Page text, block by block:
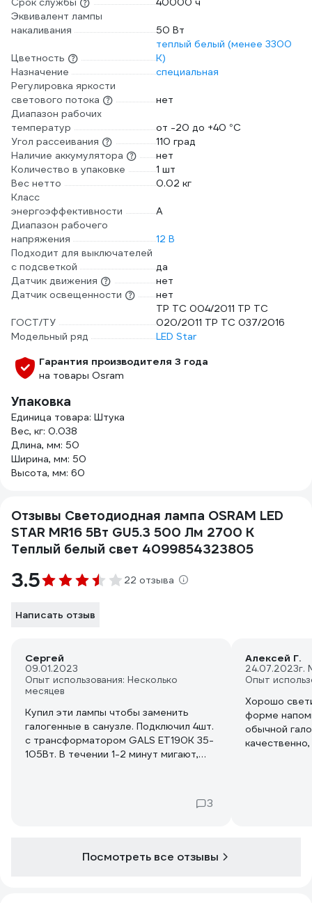
Эквивалент лампы
накаливания
50 Вт
Цветность
теплый белый (менее 3300
К)
Назначение
специальная
Регулировка яркости
светового потока
нет
Диапазон рабочих
температур
от -20 до +40 °С
Угол рассеивания
110 град
Наличие аккумулятора
нет
Количество в упаковке
1 шт
Вес нетто
0.02 кг
Класс
энергоэффективности
A
Диапазон рабочего
напряжения
12 В
Подходит для выключателей
с подсветкой
да
Датчик движения
нет
Датчик освещенности
нет
ГОСТ/ТУ
TP TC 004/2011 TP TC
020/2011 TP TC 037/2016
Модельный ряд
LED Star
Гарантия производителя 3 года
на товары Osram
Упаковка
Единица товара: Штука
Вес, кг: 0.038
Длина, мм: 50
Ширина, мм: 50
Высота, мм: 60
Отзывы Светодиодная лампа OSRAM LED
STAR MR16 5Вт GU5.3 500 Лм 2700 К
Теплый белый свет 4099854323805
3.5 22 отзыва
Написать отзыв
Сергей
09.01.2023
Опыт использования: Несколько
месяцев
Купил эти лампы чтобы заменить
галогенные в санузле. Подключил 4шт.
с трансформатором GALS ET190K 35-
105Вт. В течении 1-2 минут мигают,
минимума трансформатора. Включил 3
Светят ярче чем галогенные 50Вт, но
может быть это потому что
3
Алексей Г.
24.07.2023г.
Опыт
Хорошо
форме
обычной
Посмотреть все отзывы